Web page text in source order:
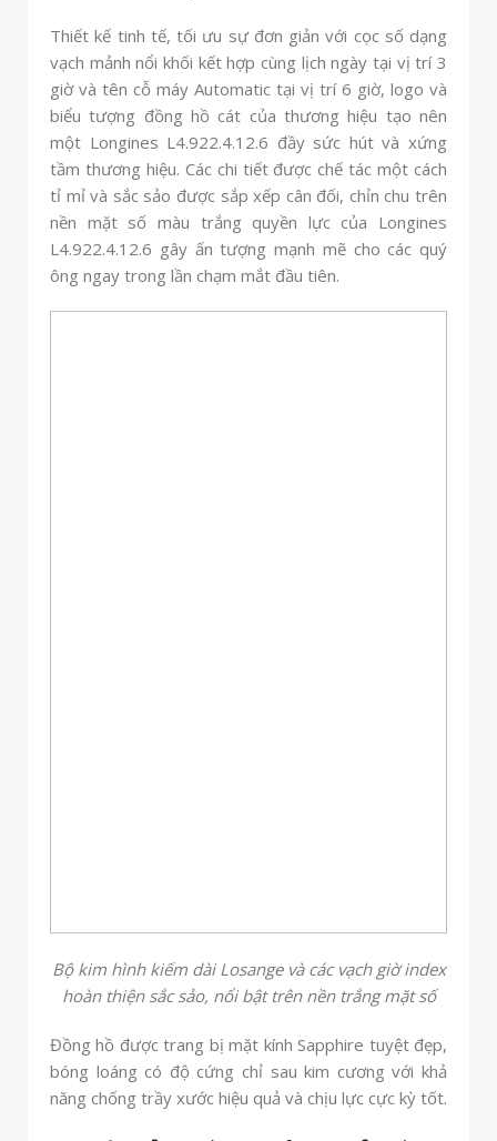
Thiết kế tinh tế, tối ưu sự đơn giản với cọc số dạng
vạch mảnh nổi khối kết hợp cùng lịch ngày tại vị trí 3
giờ và tên cỗ máy Automatic tại vị trí 6 giờ, logo và
biểu tượng đồng hồ cát của thương hiệu tạo nên
một Longines L4.922.4.12.6 đầy sức hút và xứng
tầm thương hiệu. Các chi tiết được chế tác một cách
tỉ mỉ và sắc sảo được sắp xếp cân đối, chỉn chu trên
nền mặt số màu trắng quyền lực của Longines
L4.922.4.12.6 gây ấn tượng mạnh mẽ cho các quý
ông ngay trong lần chạm mắt đầu tiên.
Bộ kim hình kiếm dài Losange và các vạch giờ index
hoàn thiện sắc sảo, nổi bật trên nền trắng mặt số
Đồng hồ được trang bị mặt kính Sapphire tuyệt đẹp,
bóng loáng có độ cứng chỉ sau kim cương với khả
năng chống trầy xước hiệu quả và chịu lực cực kỳ tốt.